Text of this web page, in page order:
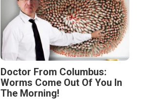
Doctor From Columbus:
Worms Come Out Of You In
The Morning!